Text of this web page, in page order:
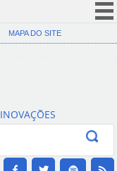
(COVID-19)
Canais
MAPA DO SITE